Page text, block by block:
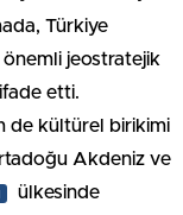
Türkiye
önemli jeostratejik
etti.
de kültürel birikimi
Akdeniz ve
ülkesinde